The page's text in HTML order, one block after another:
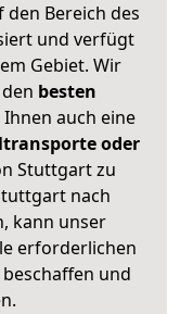
Bereich des
und verfügt
Gebiet. Wir
besten
auch eine
oder
Stuttgart zu
nach
kann unser
erforderlichen
und